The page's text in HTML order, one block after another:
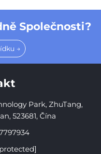
Společnosti?
→
Park, ZhuTang,
523681, Čína